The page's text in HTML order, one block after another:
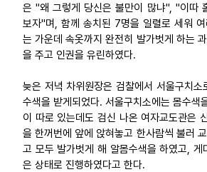
은 "왜 그렇게 당신은 불만이 많냐", "이따
보자"며, 함께 송치된 7명을 일렬로 세워
는 가운데 속옷까지 완전히 발가벗게 하는
을 주고 인권을 유린하였다.
늦은 저녁 차위원장은 검찰에서 서울구치소
수색을 받게되었다. 서울구치소에는 몸수색
이 따로 있는데도 검신 나온 여자교도관은
을 한꺼번에 앞에 앉혀놓고 한사람씩 불러
고 모두 발가벗게 해 알몸수색을 하였고, 게
은 상태로 진행하였다고 한다.